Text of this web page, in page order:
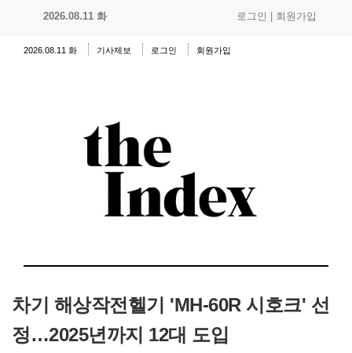
2026.08.11 화 로그인 회원가입
2026.08.11 화 기사제보 로그인 회원가입
차기 해상작전헬기 'MH-60R 시호크' 선
정…2025년까지 12대 도입